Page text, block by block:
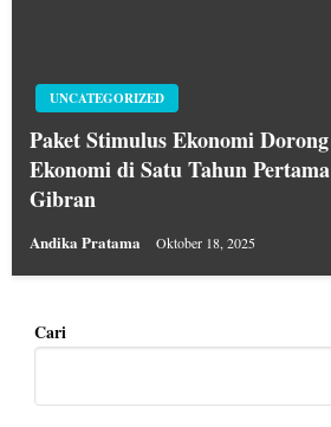
UNCATEGORIZED
Paket Stimulus Ekonomi
Ekonomi di Satu Tahun
Gibran
Andika Pratama Oktober 18, 2025
Cari